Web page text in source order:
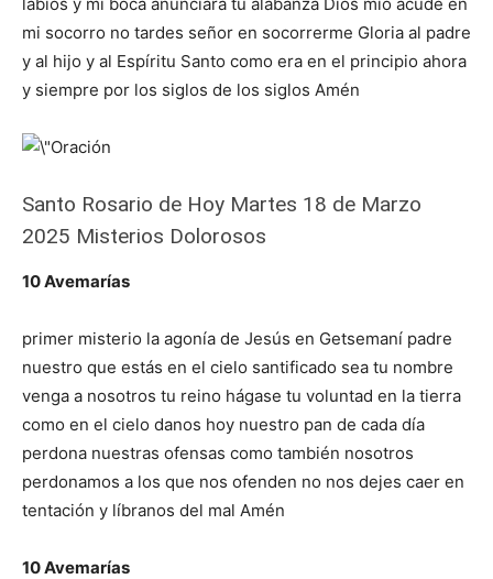
mi socorro no tardes señor en socorrerme Gloria al padre
y al hijo y al Espíritu Santo como era en el principio ahora
y siempre por los siglos de los siglos Amén
Santo Rosario de Hoy Martes 18 de Marzo
2025 Misterios Dolorosos
10 Avemarías
primer misterio la agonía de Jesús en Getsemaní padre
nuestro que estás en el cielo santificado sea tu nombre
venga a nosotros tu reino hágase tu voluntad en la tierra
como en el cielo danos hoy nuestro pan de cada día
perdona nuestras ofensas como también nosotros
perdonamos a los que nos ofenden no nos dejes caer en
tentación y líbranos del mal Amén
10 Avemarías